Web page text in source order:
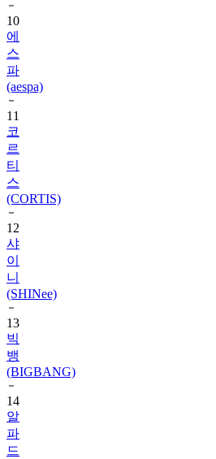
10
에
스
파
(aespa)
11
코
르
티
스
(CORTIS)
12
샤
이
니
(SHINee)
13
빅
뱅
(BIGBANG)
14
알
파
드